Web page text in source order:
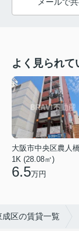
よく見られて
1K (28.08㎡)
6.5万円
成区の賃貸一覧